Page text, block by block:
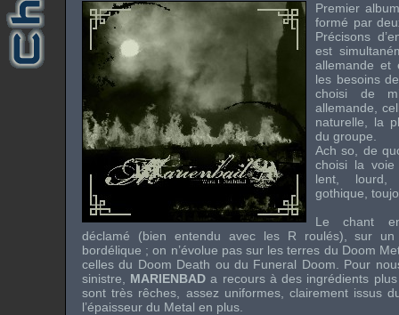
Premier
formé par
Précisons
est
allemande et
les besoins
choisi de
allemande,
naturelle, la
du groupe.
Ach so , de
choisi la
lent,
gothique,
Le chant
déclamé (bien entendu avec les R roulés), sur
bordélique ; on n’évolue pas sur les terres du Doom
celles du Doom Death ou du Funeral Doom . Pour
sinistre, MARIENBADa recours à des ingrédients
sont très rêches, assez uniformes, clairement issus
l’épaisseur du Metal en plus.